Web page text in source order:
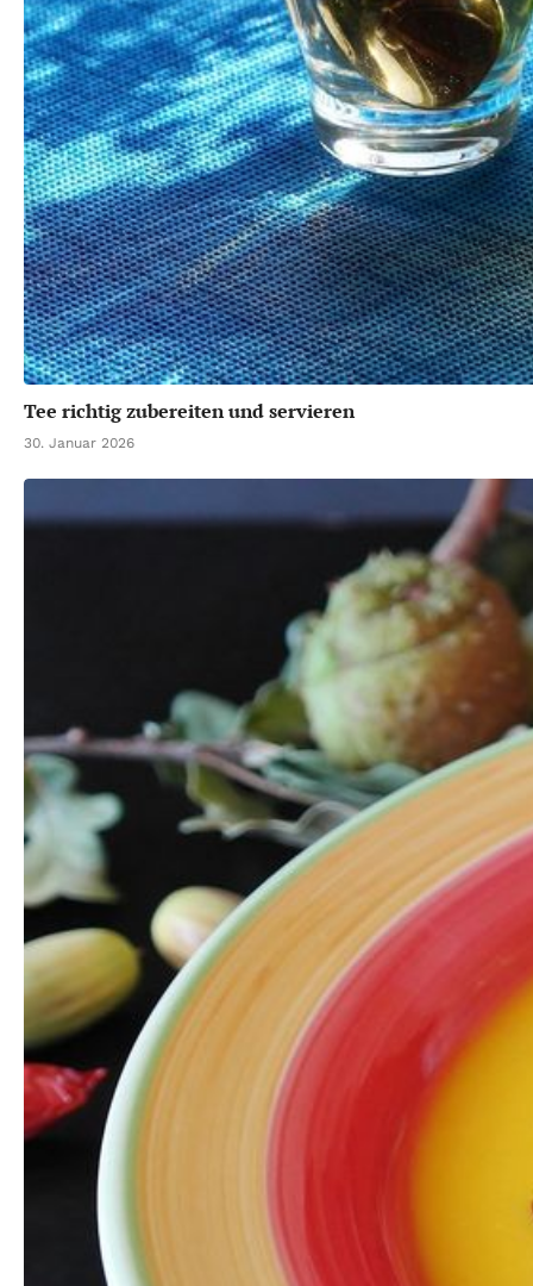
Tee richtig zubereiten und servieren
30. Januar 2026